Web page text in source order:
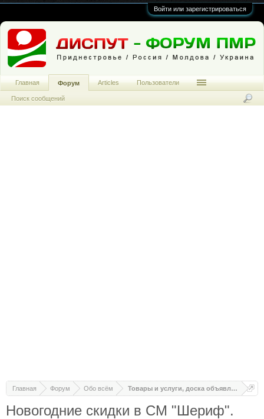
Войти или зарегистрироваться
Главная Форум Обо всём Товары и услуги, доска объявлений
Новогодние скидки в СМ "Шериф".
Главная Форум
Поиск сообщений
Articles Пользователи